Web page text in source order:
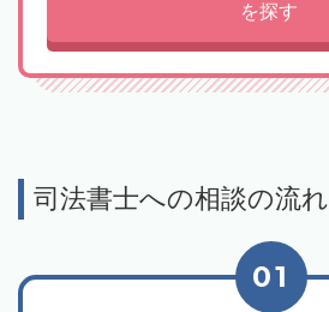
を探す
司法書士への相談の流れ
01